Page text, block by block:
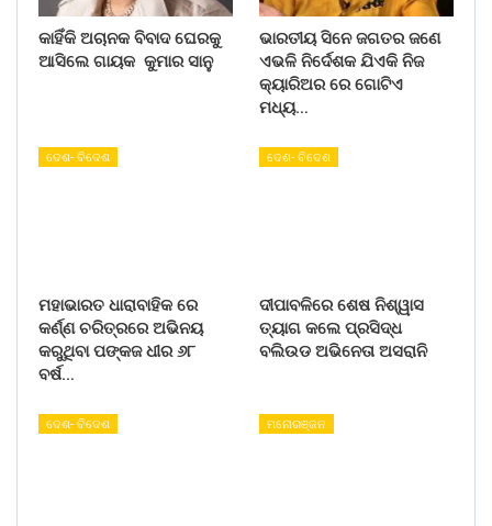
କାହିଁକି ଅଚାନକ ବିବାଦ ଘେରକୁ
ଆସିଲେ ଗାୟକ କୁମାର ସାନୁ
ଭାରତୀୟ ସିନେ ଜଗତର ଜଣେ
ଏଭଳି ନିର୍ଦେଶକ ଯିଏକି ନିଜ
କ୍ୟାରିଅର ରେ ଗୋଟିଏ
ମଧ୍ୟ…
ଦେଶ- ବିଦେଶ
ମହାଭାରତ ଧାରାବାହିକ ରେ
କର୍ଣ୍ଣ ଚରିତ୍ରରେ ଅଭିନୟ
କରୁଥିବା ପଙ୍କଜ ଧୀର ୬୮
ବର୍ଷ…
ଦେଶ- ବିଦେଶ
ଦୀପାବଳିରେ ଶେଷ ନିଶ୍ୱାସ
ତ୍ୟାଗ କଲେ ପ୍ରସିଦ୍ଧ
ବଲିଉଡ ଅଭିନେତା ଅସରାନି
ଦେଶ- ବିଦେଶ ମନୋରଞ୍ଜନ